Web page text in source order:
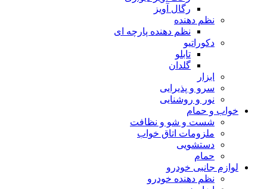
رگال آویز
نظم دهنده
نظم دهنده پارچه ای
دکوراتیو
تابلو
گلدان
ابزار
سرو و پذیرایی
نور و روشنایی
خواب و حمام
شست و شو و نظافت
ملزومات اتاق خواب
دستشویی
حمام
لوازم جانبی خودرو
نظم دهنده خودرو